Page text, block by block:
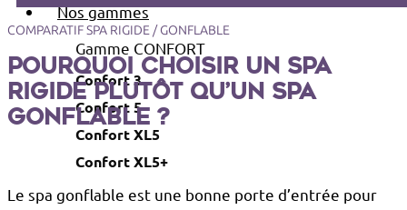
Nos gammes
Gamme CONFORT
Confort 3
Confort 5
Confort XL5
Confort XL5+
COMPARATIF SPA RIGIDE / GONFLABLE
Pourquoi choisir un spa
rigide plutôt qu’un spa
gonflable ?
Le spa gonflable est une bonne porte d’entrée pour